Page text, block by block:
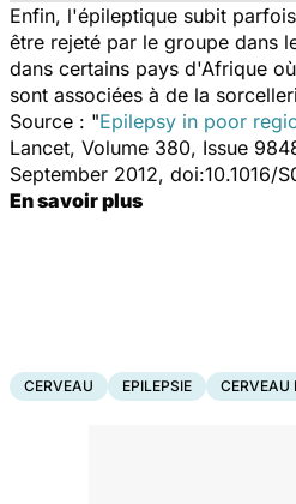
Enfin, l'épileptique subit
être rejeté par le groupe dans
dans certains pays d'Afrique
sont associées à de la
Source : "Epilepsy in poor
Lancet, Volume 380, Issue
September 2012, doi:10.1016/
En savoir plus
CERVEAU EPILEPSIE CERVEAU